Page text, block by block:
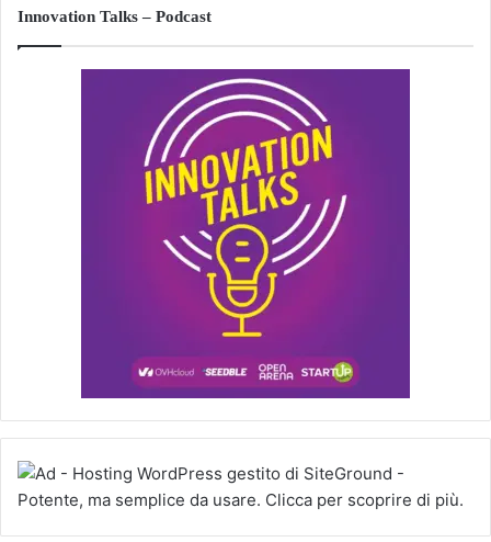
Innovation Talks – Podcast